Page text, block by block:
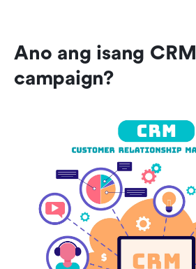
Ano ang isang CRM
campaign?